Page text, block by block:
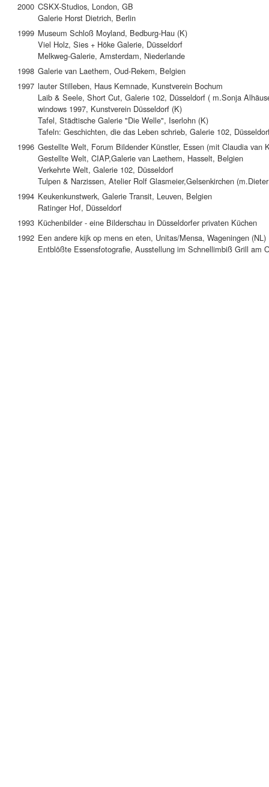
2000 CSKX-Studios, London, GB
Galerie Horst Dietrich, Berlin
1999 Museum Schloß Moyland, Bedburg-Hau (K)
Viel Holz, Sies + Höke Galerie, Düsseldorf
Melkweg-Galerie, Amsterdam, Niederlande
1998 Galerie van Laethem, Oud-Rekem, Belgien
1997 lauter Stilleben, Haus Kemnade, Kunstverein Bochum
Laib & Seele, Short Cut, Galerie 102, Düsseldorf ( m.Sonja
windows 1997, Kunstverein Düsseldorf (K)
Tafel, Städtische Galerie "Die Welle", Iserlohn (K)
Tafeln: Geschichten, die das Leben schrieb, Galerie 102,
1996 Gestellte Welt, Forum Bildender Künstler, Essen (mit Claudia van
Gestellte Welt, CIAP,Galerie van Laethem, Hasselt, Belgien
Verkehrte Welt, Galerie 102, Düsseldorf
Tulpen & Narzissen, Atelier Rolf Glasmeier,Gelsenkirchen
1994 Keukenkunstwerk, Galerie Transit, Leuven, Belgien
Ratinger Hof, Düsseldorf
1993 Küchenbilder - eine Bilderschau in Düsseldorfer privaten Küchen
1992 Een andere kijk op mens en eten, Unitas/Mensa, Wageningen (NL)
Entblößte Essensfotografie, Ausstellung im Schnellimbiß Grill am